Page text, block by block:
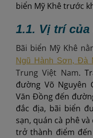
biển Mỹ Khê trước
1.1. Vị trí
Bãi biển Mỹ Khê
Ngũ Hành Sơn, Đà
Trung Việt Nam.
đường Võ Nguyên
Văn Đồng đến
đắc địa, bãi biển
sạn, quán cà phê
trở thành điểm